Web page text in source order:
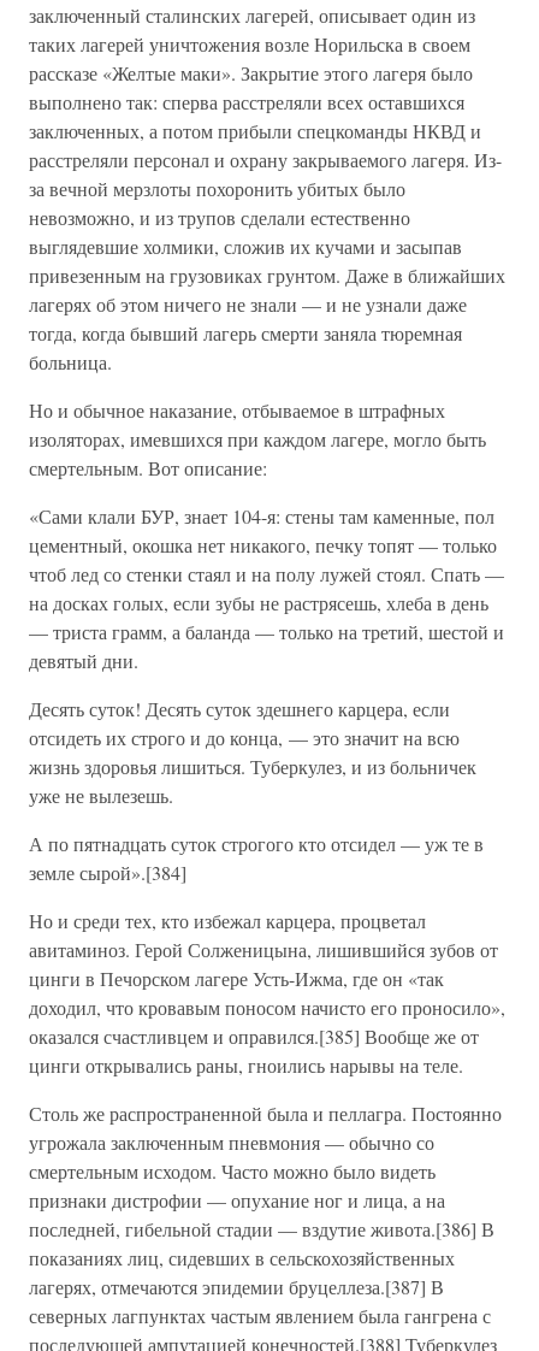
заключенный сталинских лагерей, описывает один из
таких лагерей уничтожения возле Норильска в своем
рассказе «Желтые маки». Закрытие этого лагеря было
выполнено так: сперва расстреляли всех оставшихся
заключенных, а потом прибыли спецкоманды НКВД и
расстреляли персонал и охрану закрываемого лагеря. Из-
за вечной мерзлоты похоронить убитых было
невозможно, и из трупов сделали естественно
выглядевшие холмики, сложив их кучами и засыпав
привезенным на грузовиках грунтом. Даже в ближайших
лагерях об этом ничего не знали — и не узнали даже
тогда, когда бывший лагерь смерти заняла тюремная
больница.
Но и обычное наказание, отбываемое в штрафных
изоляторах, имевшихся при каждом лагере, могло быть
смертельным. Вот описание:
«Сами клали БУР, знает 104-я: стены там каменные, пол
цементный, окошка нет никакого, печку топят — только
чтоб лед со стенки стаял и на полу лужей стоял. Спать —
на досках голых, если зубы не растрясешь, хлеба в день
— триста грамм, а баланда — только на третий, шестой и
девятый дни.
Десять суток! Десять суток здешнего карцера, если
отсидеть их строго и до конца, — это значит на всю
жизнь здоровья лишиться. Туберкулез, и из больничек
уже не вылезешь.
А по пятнадцать суток строгого кто отсидел — уж те в
земле сырой».[384]
Но и среди тех, кто избежал карцера, процветал
авитаминоз. Герой Солженицына, лишившийся зубов от
цинги в Печорском лагере Усть-Ижма, где он «так
доходил, что кровавым поносом начисто его проносило»,
оказался счастливцем и оправился.[385] Вообще же от
цинги открывались раны, гноились нарывы на теле.
Столь же распространенной была и пеллагра. Постоянно
угрожала заключенным пневмония — обычно со
смертельным исходом. Часто можно было видеть
признаки дистрофии — опухание ног и лица, а на
последней, гибельной стадии — вздутие живота.[386] В
показаниях лиц, сидевших в сельскохозяйственных
лагерях, отмечаются эпидемии бруцеллеза.[387] В
северных лагпунктах частым явлением была гангрена с
последующей ампутацией конечностей.[388] Туберкулез